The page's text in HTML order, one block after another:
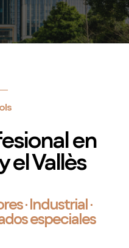
en
el Vallès
· Industrial ·
especiales